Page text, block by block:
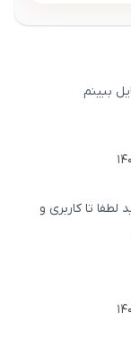
ببینم
لطفا تا کاربری و